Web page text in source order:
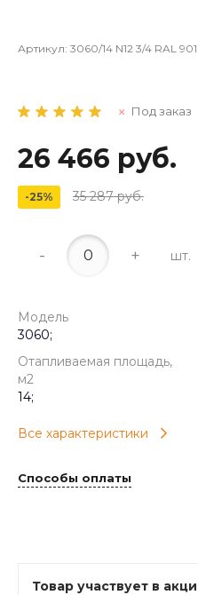
Артикул: 3060/14 N12 3/4 RAL
Под заказ
26 466 руб.
-25% 35 287 руб.
- + шт.
Модель
3060;
Отапливаемая площадь,
м2
14;
Все характеристики
Способы оплаты
Товар участвует в